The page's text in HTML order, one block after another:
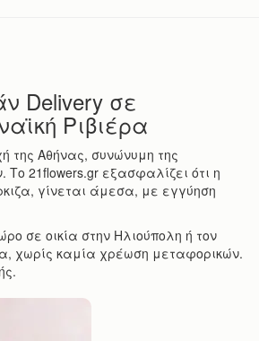
Delivery σε
Ριβιέρα
της Αθήνας, συνώνυμη της
21flowers.gr εξασφαλίζει ότι η
γίνεται άμεσα, με εγγύηση
σε οικία στην Ηλιούπολη ή τον
χωρίς καμία χρέωση μεταφορικών.